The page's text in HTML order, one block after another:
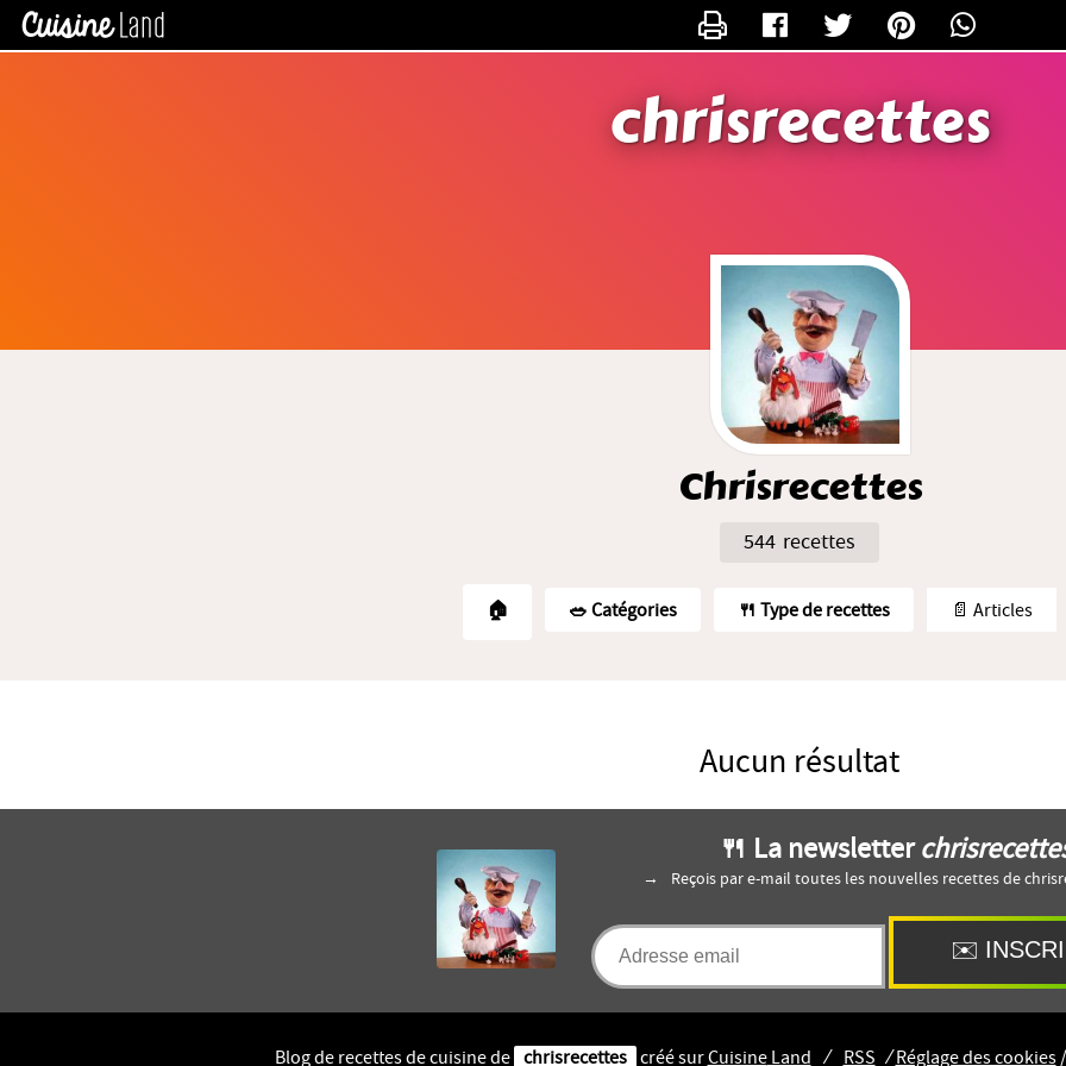
chrisrecettes
Chrisrecettes
544 recettes
🏠 🥗️ Catégories 🍴 Type de recettes 📄 Articles
Aucun résultat
🍴 La newsletter
Reçois par e-mail toutes les nouvelles recettes de
Blog de recettes de cuisine de chrisrecettes créé surCuisineLand ⁄ RSS ⁄ Réglage des cookies
CONTACTER CHRISRECETTES